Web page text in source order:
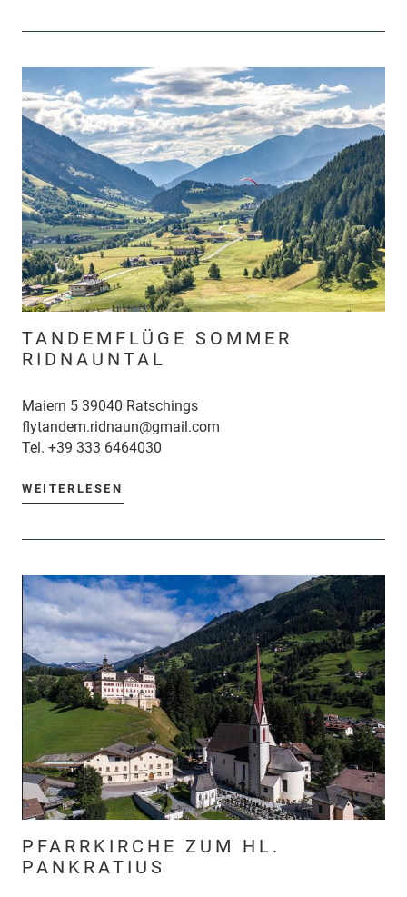
TANDEMFLÜGE SOMMER
RIDNAUNTAL
Maiern 5 39040 Ratschings
flytandem.ridnaun@gmail.com
Tel. +39 333 6464030
WEITERLESEN
PFARRKIRCHE ZUM HL.
PANKRATIUS